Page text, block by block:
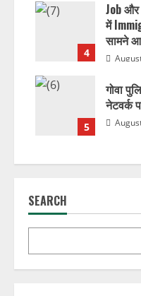
4
Job और
में
सामने
5
गोवा
नेटवर्क
SEARCH